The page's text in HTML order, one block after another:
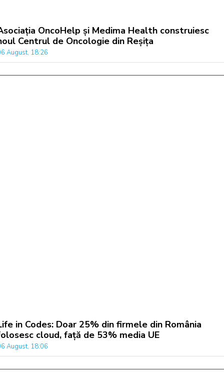
OncoHelp și Medima Health construiesc
Centrul de Oncologie din Reșița
August, 18:26
in Codes: Doar 25% din firmele din România
cloud, față de 53% media UE
August, 18:06